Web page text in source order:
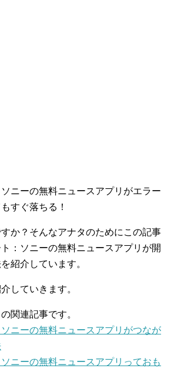
ニーの無料ニュースアプリがエラー
すぐ落ちる！
か？そんなアナタのためにこの記事
：ソニーの無料ニュースアプリが開
紹介しています。
していきます。
関連記事です。
ニーの無料ニュースアプリがつなが
ニーの無料ニュースアプリっておも